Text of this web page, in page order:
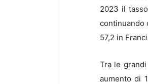
2023 il
continuando
57,2 in
Tra le
aumento di